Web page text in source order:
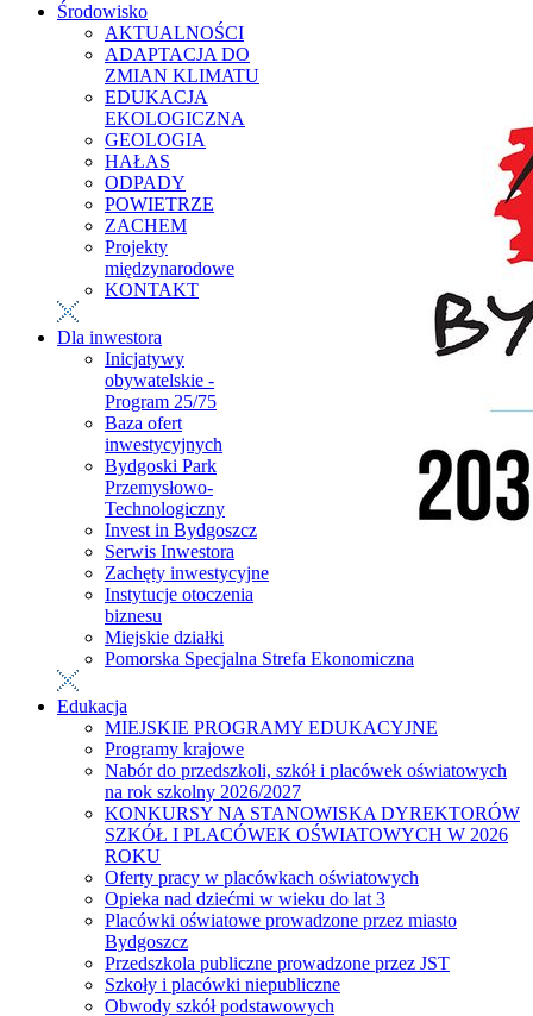
Środowisko
AKTUALNOŚCI
ADAPTACJA DO
ZMIAN KLIMATU
EDUKACJA
EKOLOGICZNA
GEOLOGIA
HAŁAS
ODPADY
POWIETRZE
ZACHEM
Projekty
międzynarodowe
KONTAKT
Dla inwestora
Inicjatywy
obywatelskie -
Program 25/75
Baza ofert
inwestycyjnych
Bydgoski Park
Przemysłowo-
Technologiczny
Invest in Bydgoszcz
Serwis Inwestora
Zachęty inwestycyjne
Instytucje otoczenia
biznesu
Miejskie działki
Pomorska Specjalna Strefa Ekonomiczna
Edukacja
MIEJSKIE PROGRAMY EDUKACYJNE
Programy krajowe
Nabór do przedszkoli, szkół i placówek oświatowych
na rok szkolny 2026/2027
KONKURSY NA STANOWISKA DYREKTORÓW
SZKÓŁ I PLACÓWEK OŚWIATOWYCH W 2026
ROKU
Oferty pracy w placówkach oświatowych
Opieka nad dziećmi w wieku do lat 3
Placówki oświatowe prowadzone przez miasto
Bydgoszcz
Przedszkola publiczne prowadzone przez JST
Szkoły i placówki niepubliczne
Obwody szkół podstawowych